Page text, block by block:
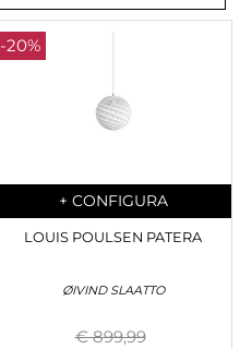
-20%
Quantity
+ CONFIGURA
LOUIS POULSEN PATERA
ØIVIND SLAATTO
€ 899,99